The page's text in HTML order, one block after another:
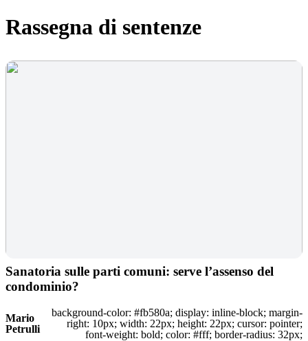
Rassegna di sentenze
Sanatoria sulle parti comuni: serve l’assenso del
condominio?
Mario
Petrulli
background-color: #fb580a; display: inline-block; margin-
right: 10px; width: 22px; height: 22px; cursor: pointer;
font-weight: bold; color: #fff; border-radius: 32px;